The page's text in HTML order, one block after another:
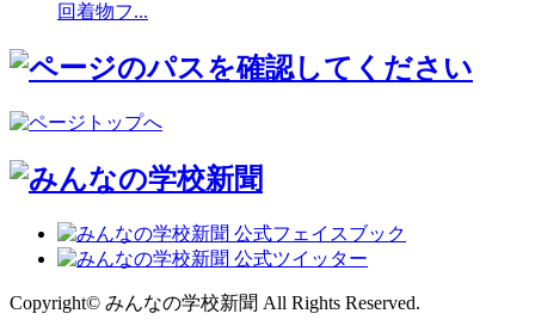
回着物フ...
Copyright© みんなの学校新聞 All Rights Reserved.